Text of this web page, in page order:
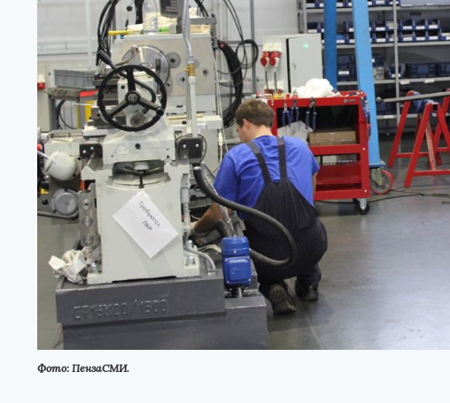
Фото: ПензаСМИ.